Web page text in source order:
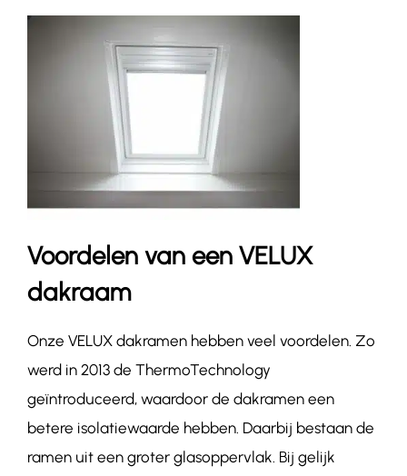
Voordelen van een VELUX
dakraam
Onze VELUX dakramen hebben veel voordelen. Zo
werd in 2013 de ThermoTechnology
geïntroduceerd, waardoor de dakramen een
betere isolatiewaarde hebben. Daarbij bestaan de
ramen uit een groter glasoppervlak. Bij gelijk